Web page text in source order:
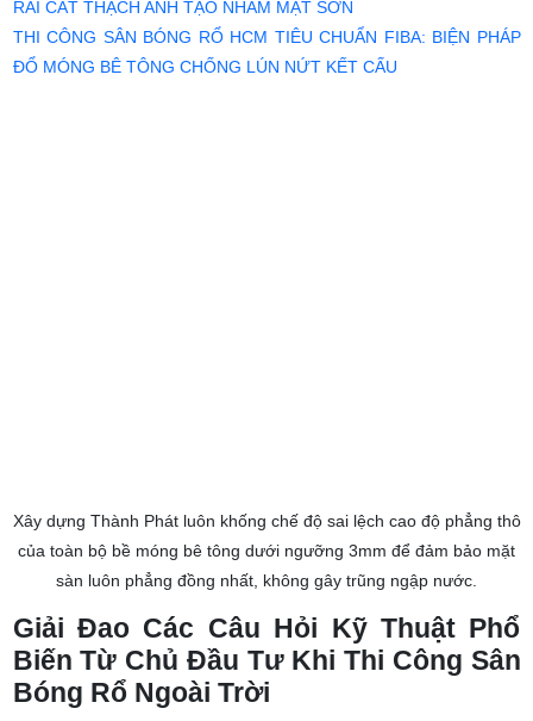
RẢI CÁT THẠCH ANH TẠO NHÁM MẶT SƠN
THI CÔNG SÂN BÓNG RỔ HCM TIÊU CHUẨN FIBA: BIỆN PHÁP
ĐỔ MÓNG BÊ TÔNG CHỐNG LÚN NỨT KẾT CẤU
Xây dựng Thành Phát luôn khống chế độ sai lệch cao độ phẳng thô
của toàn bộ bề móng bê tông dưới ngưỡng 3mm để đảm bảo mặt
sàn luôn phẳng đồng nhất, không gây trũng ngập nước.
Giải Đao Các Câu Hỏi Kỹ Thuật Phổ
Biến Từ Chủ Đầu Tư Khi Thi Công Sân
Bóng Rổ Ngoài Trời